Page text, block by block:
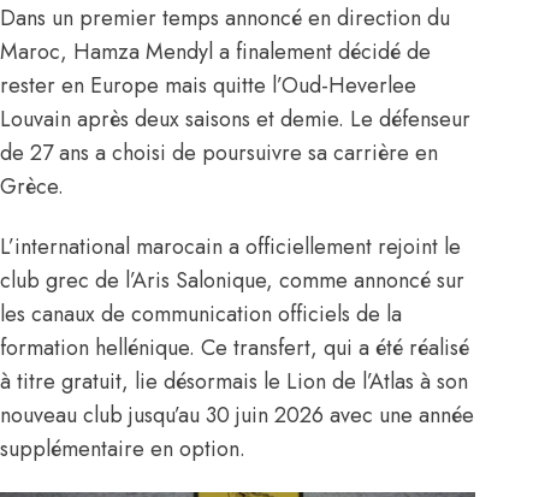
Dans un premier temps annoncé en direction du
Maroc, Hamza Mendyla finalement décidé de
rester en Europe mais quitte l’Oud-Heverlee
Louvain après deux saisons et demie. Le défenseur
de 27 ans a choisi de poursuivre sa carrière en
Grèce.
L’international marocain a officiellement rejoint le
club grec de l’Aris Salonique, comme annoncé sur
les canaux de communication officiels de la
formation hellénique. Ce transfert, qui a été réalisé
à titre gratuit, lie désormais le Lion de l’Atlas à son
nouveau club jusqu’au 30 juin 2026 avec une année
supplémentaire en option.